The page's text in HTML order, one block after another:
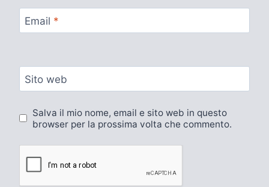
Email *
Sito web
Salva il mio nome, email e sito web in questo
browser per la prossima volta che commento.